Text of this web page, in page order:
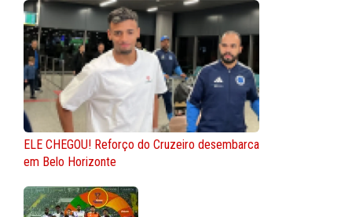
ELE CHEGOU! Reforço do Cruzeiro desembarca
em Belo Horizonte